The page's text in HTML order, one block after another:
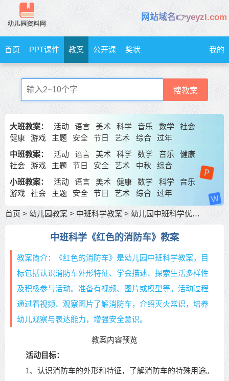
网站域名👉yeyzl.com
首页 PPT课件 教案 公开课 奖状 我的
搜教案
大班教案： 活动 语言 美术 科学 音乐 数学
社会
健康
游戏 主题 安全 节日 艺术 综合
过年
中班教案：
活动 语言 美术 科学 数学 音乐
健康
社会
游戏 主题 节日 安全 艺术 中秋
综合
小班教案：
活动 语言 美术 健康 数学 科学
音乐
游戏
社会 主题 安全 节日 艺术 综合 过年
首页 > 幼儿园教案 > 中班科学教案 > 幼儿园中班科学优秀教案《红色的消防车》
中班科学《红色的消防车》教案
教案简介：《红色的消防车》是幼儿园中班科学教案，目
标包括认识消防车外形特征、学会描述、探索生活多样性
及积极参与活动。准备有视频、图片或模型等。活动过程
通过看视频、观察图片了解消防车，介绍灭火常识，培养
幼儿观察与表达能力，增强安全意识。
教案内容预览
活动目标：
1、认识消防车的外形和特征，了解消防车的特殊用途。